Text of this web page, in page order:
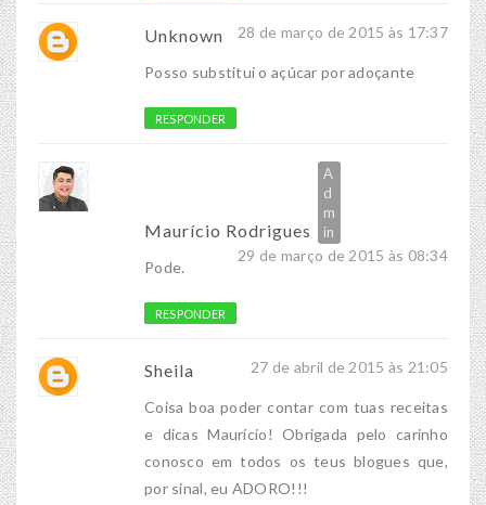
Unknown 28 de março de 2015 às 17:37
Posso substitui o açúcar por adoçante
RESPONDER
Maurício Rodrigues
29 de março de 2015 às 08:34
Pode.
RESPONDER
Sheila 27 de abril de 2015 às 21:05
Coisa boa poder contar com tuas receitas
e dicas Maurício! Obrigada pelo carinho
conosco em todos os teus blogues que,
por sinal, eu ADORO!!!